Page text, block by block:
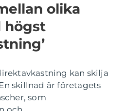
olika
högst
kan skilja
skillnad är företagets
som